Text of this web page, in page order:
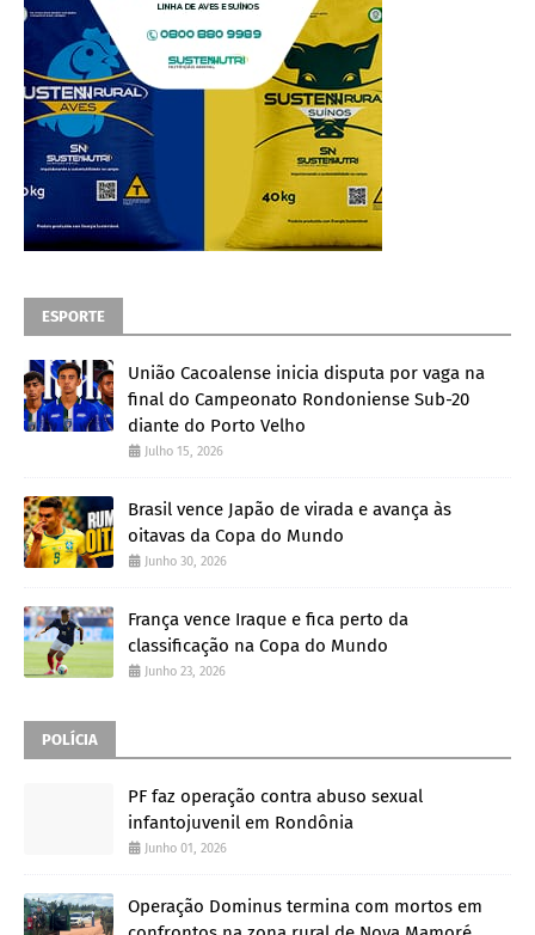
ESPORTE
União Cacoalense inicia disputa por vaga na
final do Campeonato Rondoniense Sub-20
diante do Porto Velho
Julho 15, 2026
Brasil vence Japão de virada e avança às
oitavas da Copa do Mundo
Junho 30, 2026
França vence Iraque e fica perto da
classificação na Copa do Mundo
Junho 23, 2026
POLÍCIA
PF faz operação contra abuso sexual
infantojuvenil em Rondônia
Junho 01, 2026
Operação Dominus termina com mortos em